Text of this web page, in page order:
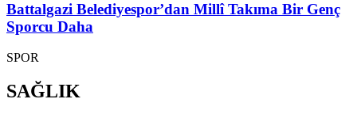
Battalgazi Belediyespor’dan Millî Takıma Bir Genç
Sporcu Daha
SPOR
SAĞLIK